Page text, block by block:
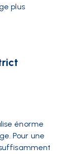
plus
énorme
Pour une